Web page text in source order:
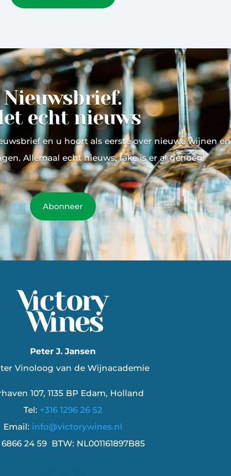
Nieuwsbrief.
echt nieuws
en u hoort als eerste over nieuwe wijnen en
Allemaal echt nieuws, fake is er al genoeg!
Abonneer
Peter J. Jansen
Vinoloog van de Wijnacademie
107, 1135 BP Edam, Holland
Tel: +316 1296 26 52
Email: info@victorywines.nl
6866 24 59 BTW: NL001161897B85